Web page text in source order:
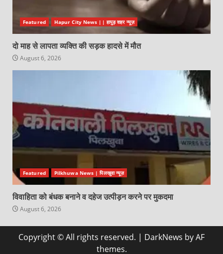
Featured Hapur City News || हापुड़ शहर न्यूज़
दो माह से लापता व्यक्ति की सड़क हादसे में मौत
August 6, 2026
Featured Pilkhuwa News | पिलखुवा न्यूज़
विवाहिता को बंधक बनाने व दहेज उत्पीड़न करने पर मुकदमा
August 6, 2026
Copyright © All rights reserved. | DarkNews by AF
themes.